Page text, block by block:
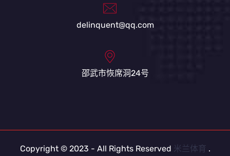
delinquent@qq.com
邵武市恢席洞24号
Copyright © 2023 - All Rights Reserved 米兰体育 .